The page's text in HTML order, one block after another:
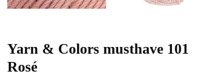
Yarn & Colors musthave 101
Rosé